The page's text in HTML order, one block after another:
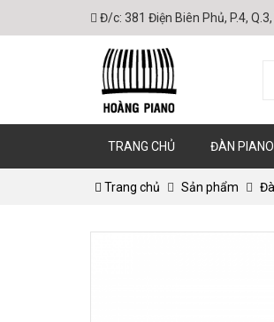
Đ/c: 381 Điện Biên Phủ, P.4, Q.3,
TRANG CHỦ ĐÀN PIANO
Trang chủ Sản phẩm